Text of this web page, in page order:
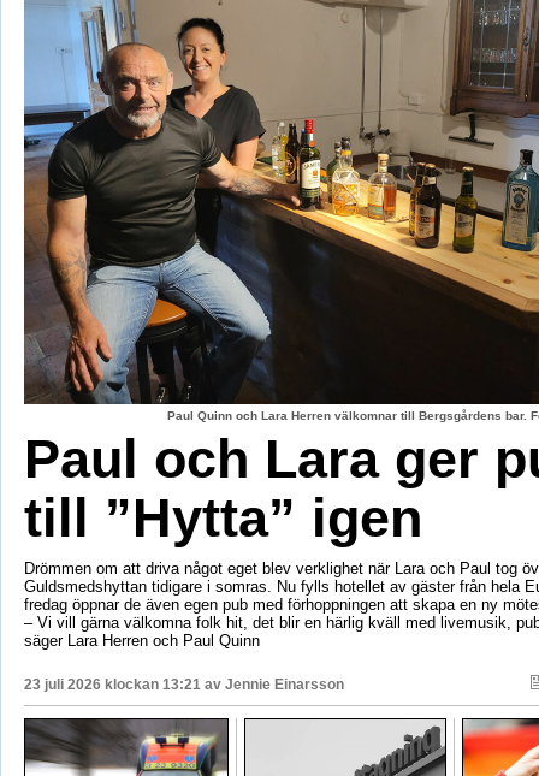
Paul Quinn och Lara Herren välkomnar till Bergsgårdens bar.
Paul och Lara ger
till ”Hytta” igen
Drömmen om att driva något eget blev verklighet när Lara och Paul tog
Guldsmedshyttan tidigare i somras. Nu fylls hotellet av gäster från hela
fredag öppnar de även egen pub med förhoppningen att skapa en ny
– Vi vill gärna välkomna folk hit, det blir en härlig kväll med livemusik,
säger Lara Herren och Paul Quinn
23 juli 2026 klockan 13:21 av Jennie Einarsson